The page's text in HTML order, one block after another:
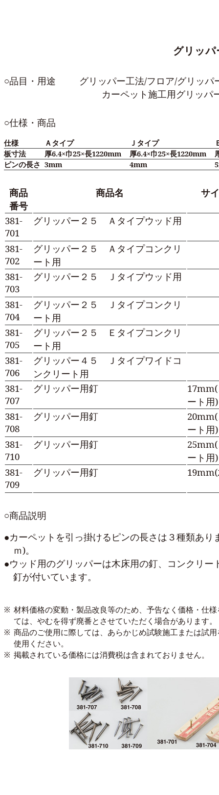
グリッパ
○品目・用途
グリッパー工法/フロア/グリッパ
カーペット施工用グリッパ
○仕様・商品
仕様 Ａタイプ Ｊタイプ
板寸法
厚6.4×巾25×長1220mm 厚6.4×巾25×長1220mm
ピンの長さ 3mm 4mm
商品
番号
商品名 サ
381-
701
グリッパー２５ Ａタイプウッド用
381-
702
グリッパー２５ Ａタイプコンクリ
ート用
381-
703
グリッパー２５ Ｊタイプウッド用
381-
704
グリッパー２５ Ｊタイプコンクリ
ート用
381-
705
グリッパー２５ Ｅタイプコンクリ
ート用
381-
706
グリッパー４５ Ｊタイプワイドコ
ンクリート用
381-
707
グリッパー用釘
ート用)
381-
708
グリッパー用釘
ート用)
381-
710
グリッパー用釘
ート用)
381-
709
グリッパー用釘
○商品説明
●カーペットを引っ掛けるピンの長さは３種類あ
ｍ)。
●ウッド用のグリッパーは木床用の釘、コンクリ
釘が付いています。
※ 材料価格の変動・製品改良等のため、予告なく価格・仕
ては、やむを得ず廃番とさせていただく場合があります。
※ 商品のご使用に際しては、あらかじめ試験施工または試
使用ください。
※ 掲載されている価格には消費税は含まれておりません。